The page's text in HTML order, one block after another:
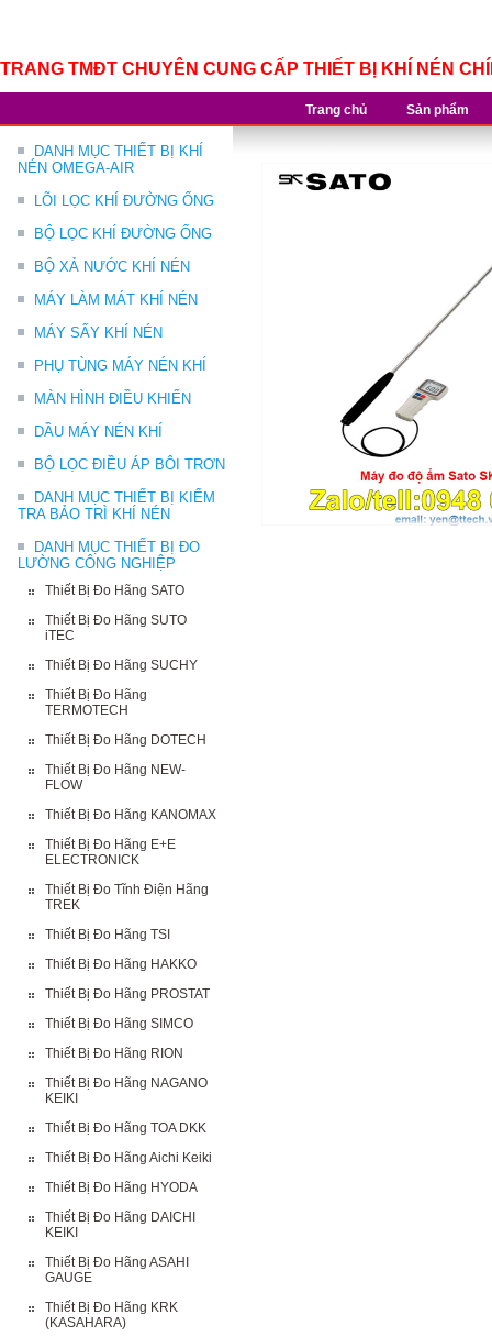
TRANG TMĐT CHUYÊN CUNG CẤP THIẾT BỊ KHÍ NÉN
Trang chủ Sản phẩm
DANH MỤC THIẾT BỊ KHÍ
NÉN OMEGA-AIR
LÕI LỌC KHÍ ĐƯỜNG ỐNG
BỘ LỌC KHÍ ĐƯỜNG ỐNG
BỘ XẢ NƯỚC KHÍ NÉN
MÁY LÀM MÁT KHÍ NÉN
MÁY SẤY KHÍ NÉN
PHỤ TÙNG MÁY NÉN KHÍ
MÀN HÌNH ĐIỀU KHIỂN
DẦU MÁY NÉN KHÍ
BỘ LỌC ĐIỀU ÁP BÔI TRƠN
DANH MỤC THIẾT BỊ KIỂM
TRA BẢO TRÌ KHÍ NÉN
DANH MỤC THIẾT BỊ ĐO
LƯỜNG CÔNG NGHIỆP
Thiết Bị Đo Hãng SATO
Thiết Bị Đo Hãng SUTO
iTEC
Thiết Bị Đo Hãng SUCHY
Thiết Bị Đo Hãng
TERMOTECH
Thiết Bị Đo Hãng DOTECH
Thiết Bị Đo Hãng NEW-
FLOW
Thiết Bị Đo Hãng KANOMAX
Thiết Bị Đo Hãng E+E
ELECTRONICK
Thiết Bị Đo Tĩnh Điện Hãng
TREK
Thiết Bị Đo Hãng TSI
Thiết Bị Đo Hãng HAKKO
Thiết Bị Đo Hãng PROSTAT
Thiết Bị Đo Hãng SIMCO
Thiết Bị Đo Hãng RION
Thiết Bị Đo Hãng NAGANO
KEIKI
Thiết Bị Đo Hãng TOA DKK
Thiết Bị Đo Hãng Aichi Keiki
Thiết Bị Đo Hãng HYODA
Thiết Bị Đo Hãng DAICHI
KEIKI
Thiết Bị Đo Hãng ASAHI
GAUGE
Thiết Bị Đo Hãng KRK
(KASAHARA)